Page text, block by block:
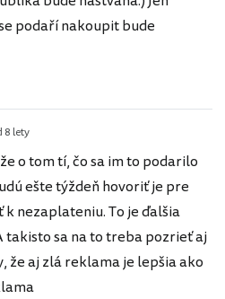
podaří nakoupit bude
8 lety
o tom tí, čo sa im to podarilo
ešte týždeň hovoriť je pre
k nezaplateniu. To je ďalšia
takisto sa na to treba pozrieť aj
že aj zlá reklama je lepšia ako